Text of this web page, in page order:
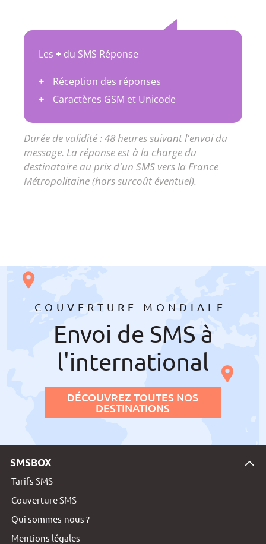
Les + du SMS Réponse
Réception des réponses
Caractères GSM et Unicode
Durée de validité : 48 heures suivant l'envoi du
message. La réponse est à la charge du
destinataire au prix d'un SMS vers la France
Métropolitaine (hors surcoût éventuel).
COUVERTURE MONDIALE
Envoi de SMS à
l'international
DÉCOUVREZ TOUTES NOS
DESTINATIONS
SMSBOX
Tarifs SMS
Couverture SMS
Qui sommes-nous ?
Mentions légales